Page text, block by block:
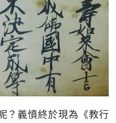
？義憤終於現為《教行